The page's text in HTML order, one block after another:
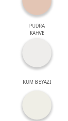
PUDRA
KAHVE
KUM BEYAZI